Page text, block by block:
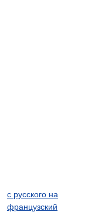
с русского на
французский